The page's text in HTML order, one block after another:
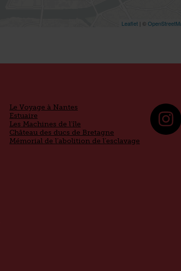
Le Voyage à Nantes
Estuaire
Les Machines de l’île
Château des ducs de Bretagne
Mémorial de l’abolition de l’esclavage